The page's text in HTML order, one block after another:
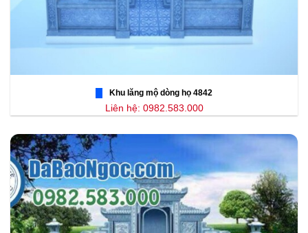
Khu lăng mộ dòng họ 4842
Liên hệ: 0982.583.000